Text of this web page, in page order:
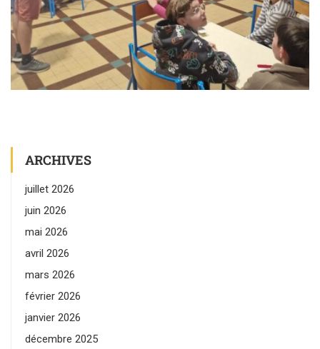
ARCHIVES
juillet 2026
juin 2026
mai 2026
avril 2026
mars 2026
février 2026
janvier 2026
décembre 2025